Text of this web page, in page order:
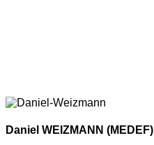
Daniel WEIZMANN (MEDEF)